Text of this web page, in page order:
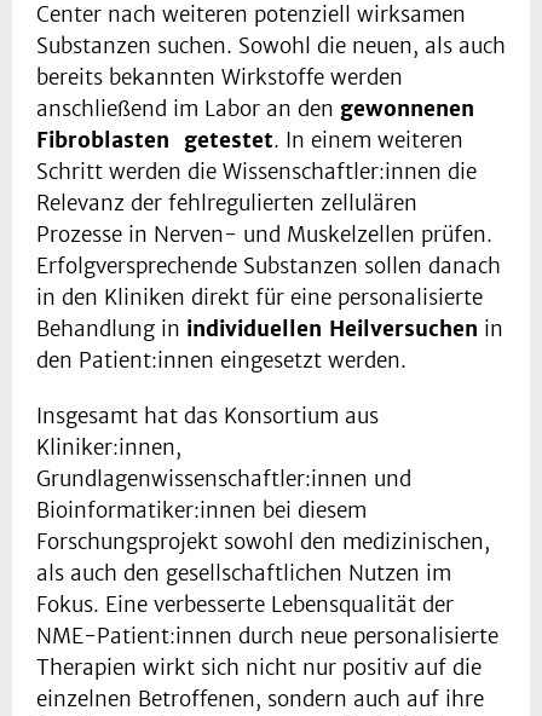
Center nach weiteren potenziell wirksamen
Substanzen suchen. Sowohl die neuen, als auch
bereits bekannten Wirkstoffe werden
anschließend im Labor an den gewonnenen
Fibroblasten getestet. In einem weiteren
Schritt werden die Wissenschaftler:innen die
Relevanz der fehlregulierten zellulären
Prozesse in Nerven- und Muskelzellen prüfen.
Erfolgversprechende Substanzen sollen danach
in den Kliniken direkt für eine personalisierte
Behandlung in individuellen Heilversuchen in
den Patient:innen eingesetzt werden.
Insgesamt hat das Konsortium aus
Kliniker:innen,
Grundlagenwissenschaftler:innen und
Bioinformatiker:innen bei diesem
Forschungsprojekt sowohl den medizinischen,
als auch den gesellschaftlichen Nutzen im
Fokus. Eine verbesserte Lebensqualität der
NME-Patient:innen durch neue personalisierte
Therapien wirkt sich nicht nur positiv auf die
einzelnen Betroffenen, sondern auch auf ihre